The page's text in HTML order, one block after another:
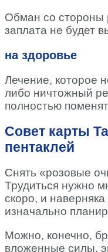
Обман со стороны
заплата не будет
на здоровье
Лечение, которое
либо ничтожный
полностью
Совет карты
пентаклей
Снять «розовые
Трудиться нужно
скоро, и
изначально
Можно, конечно,
вложенные силы,